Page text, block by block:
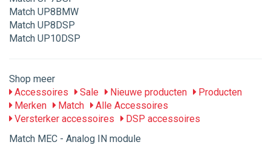
Match UP8BMW
Match UP8DSP
Match UP10DSP
Shop meer
Accessoires
Sale Nieuwe producten
Producten
Merken
Match
Alle Accessoires
Versterker accessoires
DSP accessoires
Match MEC - Analog IN module